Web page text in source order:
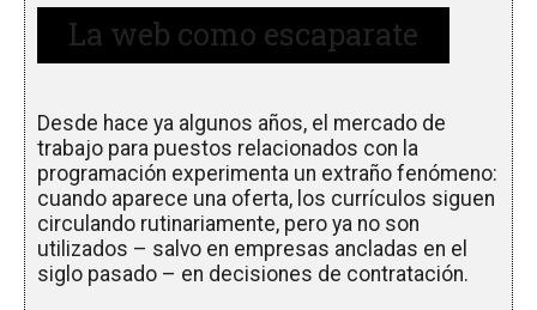
La web como escaparate
Desde hace ya algunos años, el mercado de
trabajo para puestos relacionados con la
programación experimenta un extraño fenómeno:
cuando aparece una oferta, los currículos siguen
circulando rutinariamente, pero ya no son
utilizados – salvo en empresas ancladas en el
siglo pasado – en decisiones de contratación.